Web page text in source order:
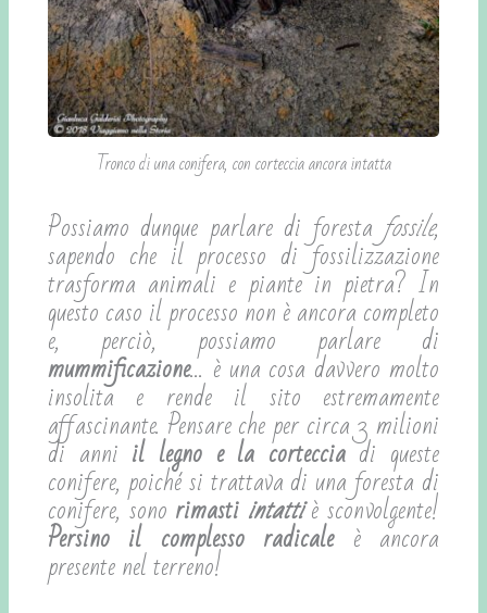
Tronco di una conifera, con corteccia ancora intatta
Possiamo dunque parlare di forestafossile,
sapendo che il processo di fossilizzazione
trasforma animali e piante in pietra? In
questo caso il processo non è ancora completo
e, perciò, possiamo parlare di
mummificazione… è una cosa davvero molto
insolita e rende il sito estremamente
affascinante. Pensare che per circa 3 milioni
di anni il legno e la cortecciadi queste
conifere, poiché si trattava di una foresta di
conifere, sono rimasti intattiè sconvolgente!
Persino il complesso radicaleè ancora
presente nel terreno!